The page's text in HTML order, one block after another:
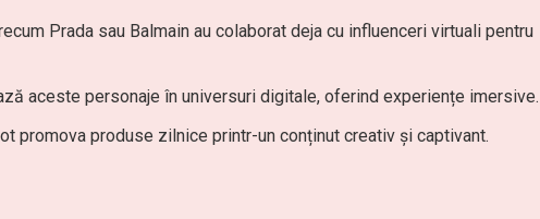
Prada sau Balmain au colaborat deja cu influenceri virtuali pentru
aceste personaje în universuri digitale, oferind experiențe imersive.
promova produse zilnice printr-un conținut creativ și captivant.